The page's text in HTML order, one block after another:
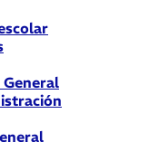
General